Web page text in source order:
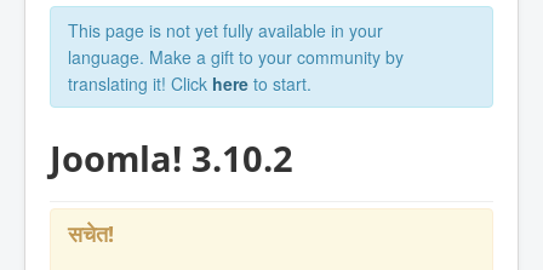
This page is not yet fully available in your
language. Make a gift to your community by
translating it! Click here to start.
Joomla! 3.10.2
सचेत!